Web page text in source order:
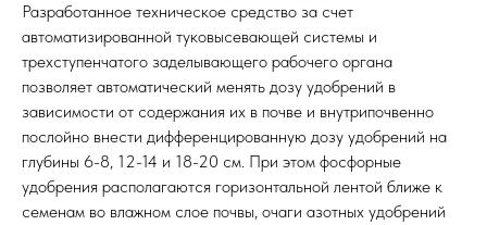
Разработанное техническое средство за счет
автоматизированной туковысевающей системы и
трехступенчатого заделывающего рабочего органа
позволяет автоматический менять дозу удобрений в
зависимости от содержания их в почве и внутрипочвенно
послойно внести дифференцированную дозу удобрений на
глубины 6-8, 12-14 и 18-20 см. При этом фосфорные
удобрения располагаются горизонтальной лентой ближе к
семенам во влажном слое почвы, очаги азотных удобрений